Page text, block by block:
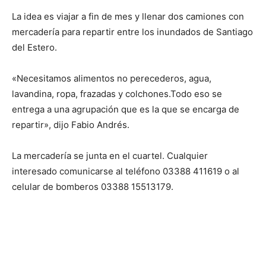
La idea es viajar a fin de mes y llenar dos camiones con
mercadería para repartir entre los inundados de Santiago
del Estero.
«Necesitamos alimentos no perecederos, agua,
lavandina, ropa, frazadas y colchones.Todo eso se
entrega a una agrupación que es la que se encarga de
repartir», dijo Fabio Andrés.
La mercadería se junta en el cuartel. Cualquier
interesado comunicarse al teléfono 03388 411619 o al
celular de bomberos 03388 15513179.